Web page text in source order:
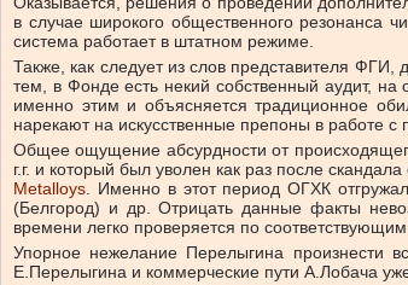
в случае широкого общественного резонанса
система работает в штатном режиме.
Также, как следует из слов представителя ФГИ,
тем, в Фонде есть некий собственный аудит,
именно этим и объясняется традиционное
нарекают на искусственные препоны в работе с
Общее ощущение абсурдности от
г.г. и который был уволен как раз после
Metalloys . Именно в этот период ОГХК
(Белгород) и др. Отрицать данные факты
времени легко проверяется по
Упорное нежелание Перелыгина произнести
Е.Перелыгина и коммерческие пути А.Лобача